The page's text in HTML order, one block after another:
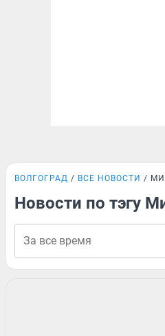
ВОЛГОГРАД ВСЕ НОВОСТИ
Новости по тэгу